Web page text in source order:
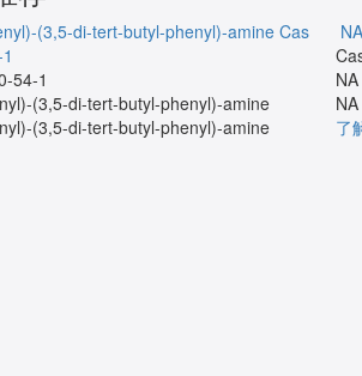
(3,5-di-tert-butyl-phenyl)-amine Cas
54-1
(3,5-di-tert-butyl-phenyl)-amine
(3,5-di-tert-butyl-phenyl)-amine
NA
NA
NA
了